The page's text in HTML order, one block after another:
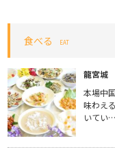
食べる EAT
龍宮城
本場中
味わえ
いてい…